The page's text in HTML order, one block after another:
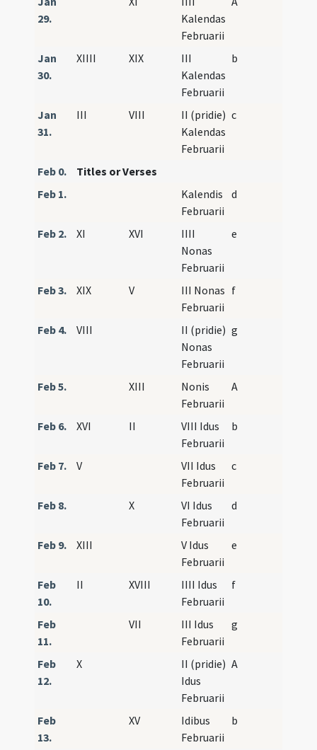
29.
Kalendas
Februarii
Jan
30.
XIIII XIX
III
Kalendas
Februarii
b
Jan
31.
III VIII
II (pridie)
Kalendas
Februarii
c
Feb 0.
Titles or Verses
Feb 1.
Kalendis
Februarii
d
Feb 2. XI XVI
IIII
Nonas
Februarii
e
Feb 3. XIX V
III Nonas
Februarii
f
Feb 4. VIII
II (pridie)
Nonas
Februarii
g
Feb 5. XIII
Nonis
Februarii
A
Feb 6. XVI II
VIII Idus
Februarii
b
Feb 7. V
VII Idus
Februarii
c
Feb 8. X
VI Idus
Februarii
d
Feb 9. XIII
V Idus
Februarii
e
Feb
10.
II XVIII
IIII Idus
Februarii
f
Feb
11.
VII
III Idus
Februarii
g
Feb
12.
X
II (pridie)
Idus
Februarii
A
Feb
13.
XV
Idibus
Februarii
b